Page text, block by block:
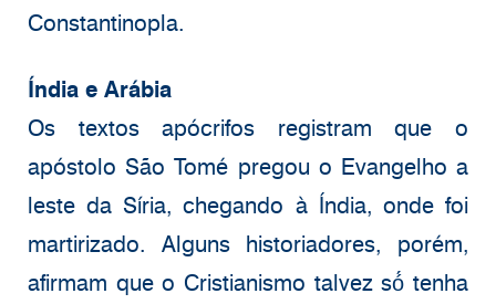
Constantinopla.
Índia e Arábia
Os textos apócrifos registram que o
apóstolo São Tomé pregou o Evangelho a
leste da Síria, chegando à Índia, onde foi
martirizado. Alguns historiadores, porém,
afirmam que o Cristianismo talvez só́ tenha